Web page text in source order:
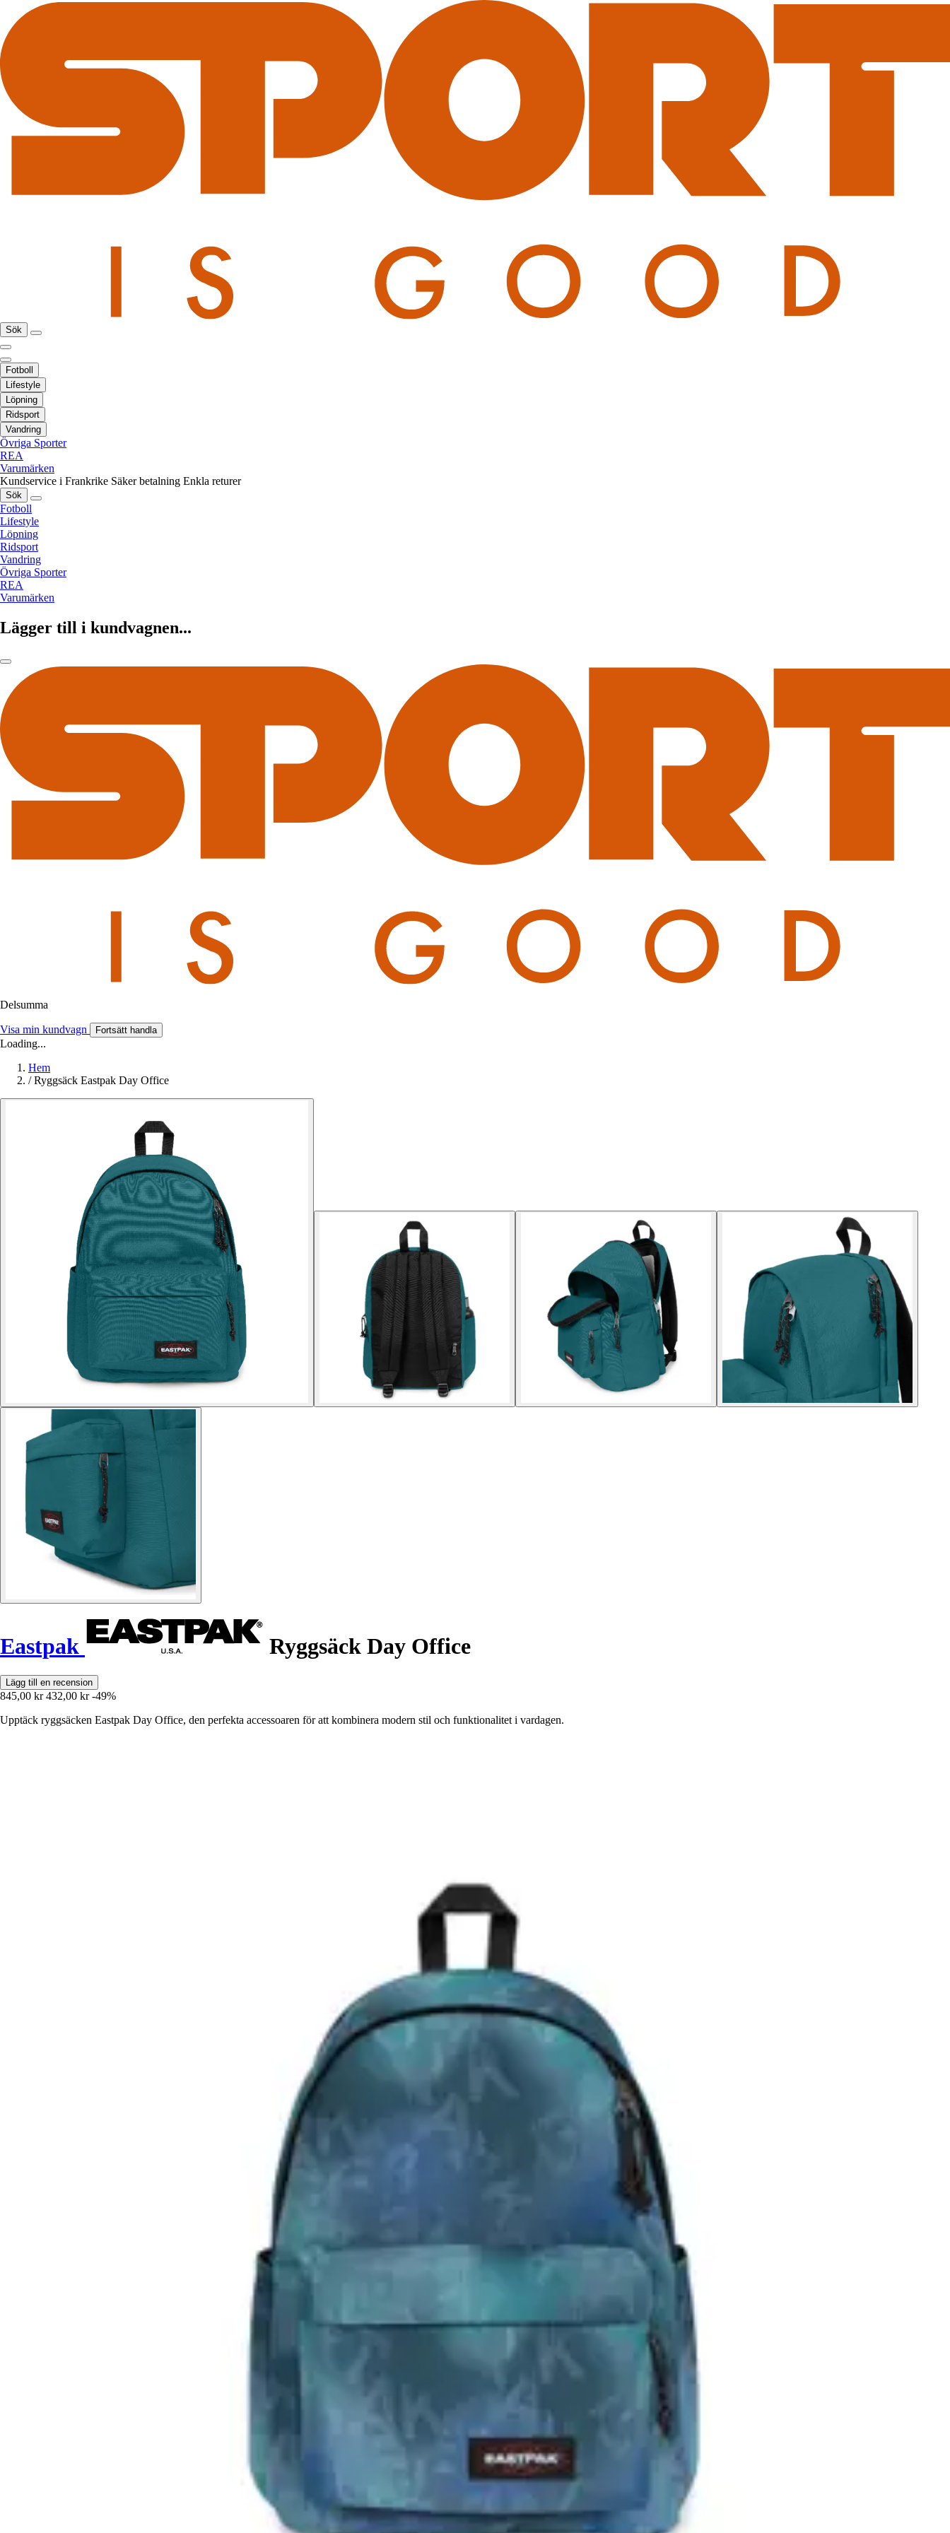
Sök
Fotboll
Lifestyle
Löpning
Ridsport
Vandring
Övriga Sporter
REA
Varumärken
Kundservice i Frankrike Säker betalning Enkla returer
Sök
Fotboll
Lifestyle
Löpning
Ridsport
Vandring
Övriga Sporter
REA
Varumärken
Lägger till i kundvagnen...
Delsumma
Visa min kundvagn Fortsätt handla
Loading...
Hem
/ Ryggsäck Eastpak Day Office
Eastpak Ryggsäck Day Office
Lägg till en recension
845,00 kr 432,00 kr -49%
Upptäck ryggsäcken Eastpak Day Office, den perfekta accessoaren för att kombinera modern stil och funktionalitet i vardagen.